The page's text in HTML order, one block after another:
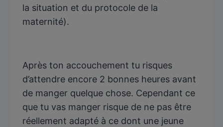
la situation et du protocole de la
maternité).
Après ton accouchement tu risques
d’attendre encore 2 bonnes heures avant
de manger quelque chose. Cependant ce
que tu vas manger risque de ne pas être
réellement adapté à ce dont une jeune